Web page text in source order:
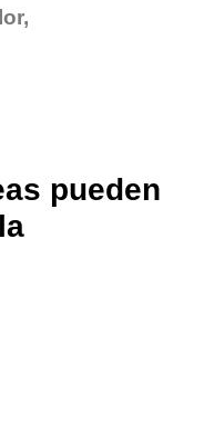
pueden